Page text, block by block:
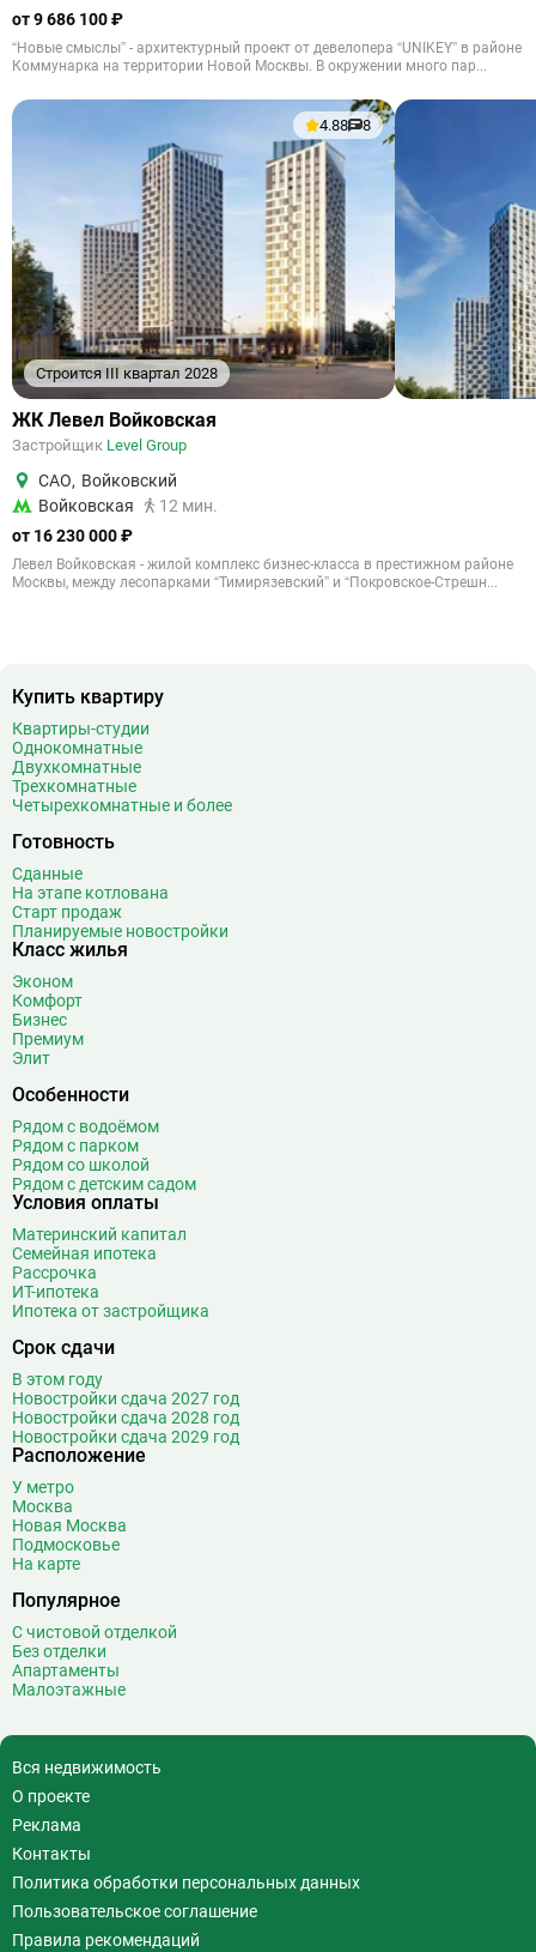
от 9 686 100 ₽
“Новые смыслы” - архитектурный проект от девелопера “UNIKEY” в районе
Коммунарка на территории Новой Москвы. В окружении много пар...
Строится III квартал 2028
4.88 8
ЖК Левел Войковская
Застройщик Level Group
САО, Войковский
Войковская
12 мин.
от 16 230 000 ₽
Левел Войковская - жилой комплекс бизнес-класса в престижном районе
Москвы, между лесопарками “Тимирязевский” и “Покровское-Стрешн...
Купить квартиру
Квартиры-студии
Однокомнатные
Двухкомнатные
Трехкомнатные
Четырехкомнатные и более
Готовность
Сданные
На этапе котлована
Старт продаж
Планируемые новостройки
Класс жилья
Эконом
Комфорт
Бизнес
Премиум
Элит
Особенности
Рядом с водоёмом
Рядом с парком
Рядом со школой
Рядом с детским садом
Условия оплаты
Материнский капитал
Семейная ипотека
Рассрочка
ИТ-ипотека
Ипотека от застройщика
Срок сдачи
В этом году
Новостройки сдача 2027 год
Новостройки сдача 2028 год
Новостройки сдача 2029 год
Расположение
У метро
Москва
Новая Москва
Подмосковье
На карте
Популярное
С чистовой отделкой
Без отделки
Апартаменты
Малоэтажные
Вся недвижимость
О проекте
Реклама
Контакты
Политика обработки персональных данных
Пользовательское соглашение
Правила рекомендаций